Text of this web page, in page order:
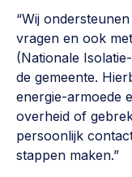
“Wij
vragen en ook
(Nationale
de gemeente.
energie-armoede
overheid of
persoonlijk
stappen maken.”